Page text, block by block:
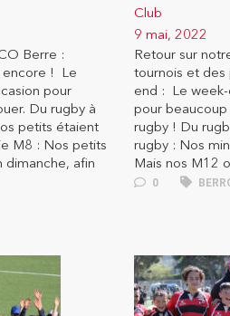
Berre :
encore ! Le
pour
Du rugby à
petits étaient
M8 : Nos petits
dimanche, afin
Club
9 mai, 2022
Retour sur
tournois et des
end : Le
pour
rugby ! Du
rugby : Nos
Mais nos M12
0